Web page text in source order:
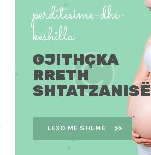
përditësime-dhe-
këshilla
GJITHÇKA
RRETH
SHTATZANISË
LEXO MË SHUMË